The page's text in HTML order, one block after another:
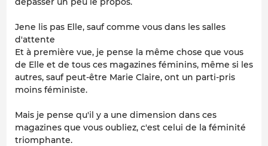
Jene lis pas Elle, sauf comme vous dans les salles
d'attente
Et à première vue, je pense la même chose que vous
de Elle et de tous ces magazines féminins, même si les
autres, sauf peut-être Marie Claire, ont un parti-pris
moins féministe.
Mais je pense qu'il y a une dimension dans ces
magazines que vous oubliez, c'est celui de la féminité
triomphante.